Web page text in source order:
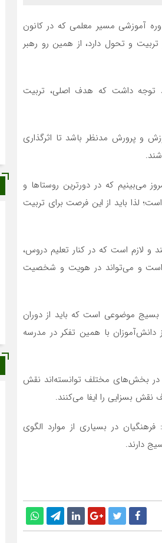
آموزشی مسیر معلمی که در کانون
و تحول دارد، از همین رو رهبر
توجه داشت که هدف اصلی، تربیت
و پرورش مدنظر باشد تا اثرگذاری
می‌بینیم که در دورترین روستاها و
لذا باید از این فرصت برای تربیت
و لازم است که در کنار تعلیم دروس،
است و می‌تواند در هویت و شخصیت
بسیج موضوعی است که باید از دوران
با همین تفکر در مدرسه
در بخش‌های مختلف توانسته‌اند نقش
نقش بسزایی را ایفا می‌کنند.
در بسیاری از موارد الگوی
دارند.